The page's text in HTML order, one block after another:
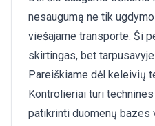
nesaugumą ne tik
viešajame transporte. Ši
skirtingas, bet
Pareiškiame dėl keleivių
Kontrolieriai turi
patikrinti duomenų bazes